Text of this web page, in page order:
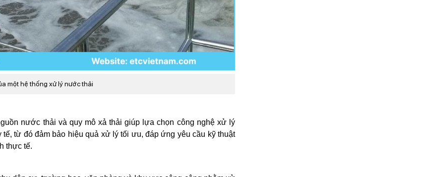
một hệ thống xử lý nước thải
nước thải và quy mô xả thải giúp lựa chọn công nghệ xử lý
từ đó đảm bảo hiệu quả xử lý tối ưu, đáp ứng yêu cầu kỹ thuật
thực tế.